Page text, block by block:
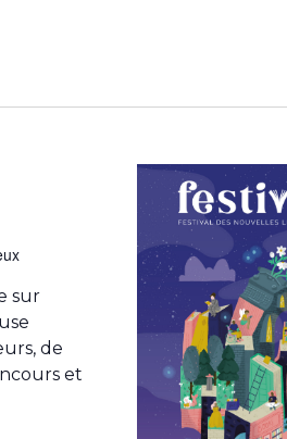
sur
de
et